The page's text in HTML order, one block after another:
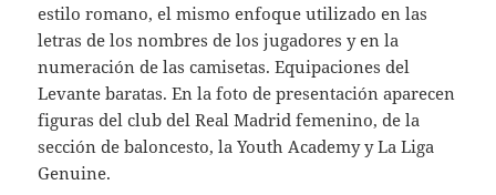
estilo romano, el mismo enfoque utilizado en las
letras de los nombres de los jugadores y en la
numeración de las camisetas. Equipaciones del
Levante baratas. En la foto de presentación aparecen
figuras del club del Real Madrid femenino, de la
sección de baloncesto, la Youth Academy y La Liga
Genuine.